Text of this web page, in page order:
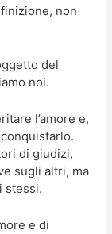
non
del
noi.
l’amore e,
di giudizi,
sugli altri, ma
stessi.
e di